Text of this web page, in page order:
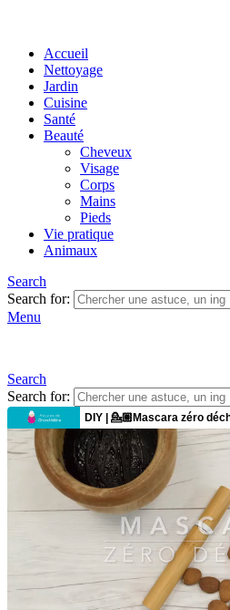
Accueil
Nettoyage
Jardin
Cuisine
Santé
Beauté
Cheveux
Visage
Corps
Mains
Pieds
Vie pratique
Animaux
Search
Search for:
Menu
Search
Search for: